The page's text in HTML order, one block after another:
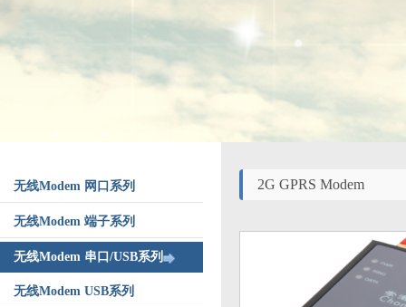
无线Modem 网口系列
无线Modem 端子系列
无线Modem 串口/USB系列
无线Modem USB系列
2G GPRS Modem